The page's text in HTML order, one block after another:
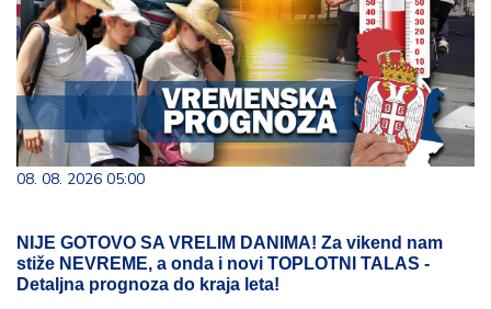
08. 08. 2026 05:00
NIJE GOTOVO SA VRELIM DANIMA! Za vikend nam
stiže NEVREME, a onda i novi TOPLOTNI TALAS -
Detaljna prognoza do kraja leta!